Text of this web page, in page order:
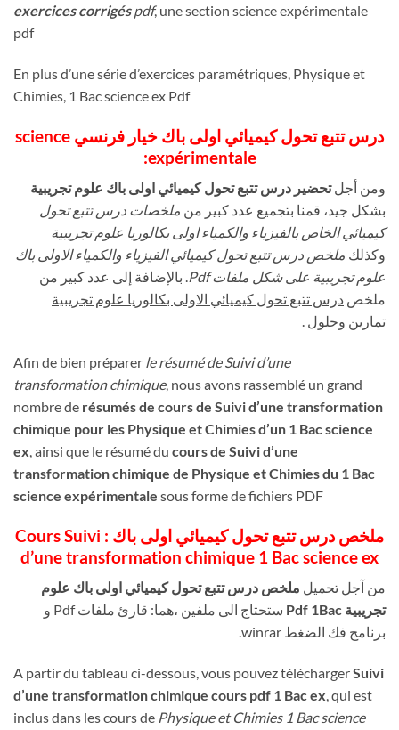
exercices corrigéspdf, une section science expérimentale
pdf
En plus d’une série d’exercices paramétriques, Physique et
Chimies, 1 Bac science ex Pdf
درس تتبع تحول كيميائي اولى باك خيار فرنسي science
expérimentale:
ومن أجلتحضير درس تتبع تحول كيميائي اولى باك علوم تجريبية
بشكل جيد، قمنا بتجميع عدد كبير من ملخصات درس تتبع تحول
كيميائي الخاص بالفيزياء والكمياء اولى بكالوريا علوم تجريبية
وكذلك ملخص درس تتبع تحول كيميائي الفيزياء والكمياء الاولى باك
علوم تجريبية على شكل ملفات Pdf
. بالإضافة إلى عدد كبير من
ملخص درس تتبع تحول كيميائي الاولى بكالوريا علوم تجريبية
تمارين وحلول .
Afin de bien préparer le résumé de Suivi d’une
transformation chimique, nous avons rassemblé un grand
nombre de résumés de cours de Suivi d’une transformation
chimique pour les Physique et Chimies d’un 1 Bac science
ex, ainsi que le résumé du cours de Suivi d’une
transformation chimique de Physique et Chimies du 1 Bac
science expérimentale sous forme de fichiers PDF
ملخص درس تتبع تحول كيميائي اولى باك : Cours Suivi
d’une transformation chimique 1 Bac science ex
من آجل تحميل ملخص درس تتبع تحول كيميائي اولى باك علوم
تجريبية Pdf 1Bac
ستحتاج الى ملفين ،هما: قارئ ملفات Pdf و
برنامج فك الضغط winrar.
A partir du tableau ci-dessous, vous pouvez téléchargerSuivi
d’une transformation chimique cours pdf 1 Bac ex, qui est
inclus dans les cours de Physique et Chimies 1 Bac science